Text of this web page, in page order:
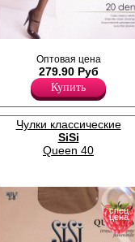
укрепленным невидимым
Плотность 20ден
Полиамид 88%
Эластан 12%
Оптовая цена
279.90 Руб
Купить
Чулки классические
SiSi
Queen 40
спец
цена